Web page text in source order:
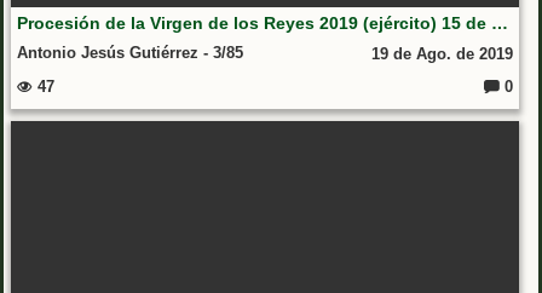
Procesión de la Virgen de los Reyes 2019 (ejército) 15 de agosto
Antonio Jesús Gutiérrez - 3/85
19 de Ago. de 2019
47
0